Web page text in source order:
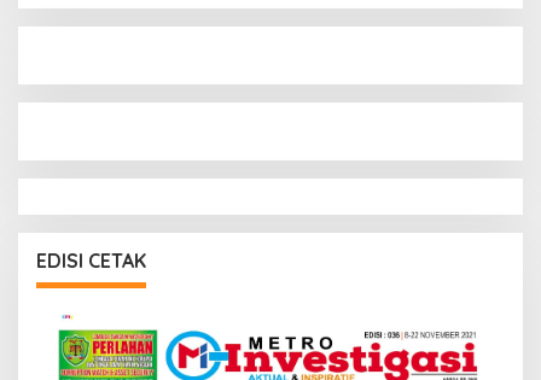
EDISI CETAK